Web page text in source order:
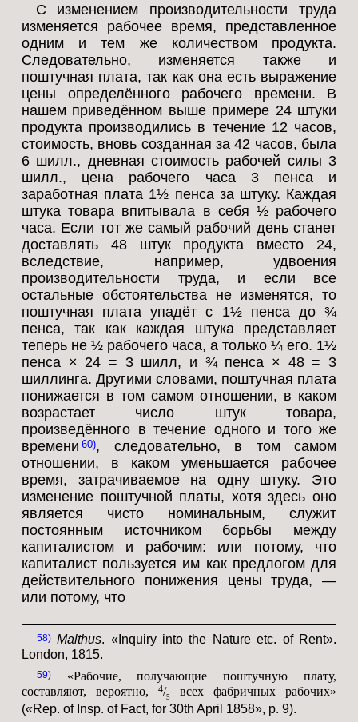
С изменением производительности труда
изменяется рабочее время, представленное
одним и тем же количеством продукта.
Следовательно, изменяется также и
поштучная плата, так как она есть выражение
цены определённого рабочего времени. В
нашем приведённом выше примере 24 штуки
продукта производились в течение 12 часов,
стоимость, вновь созданная за 42 часов, была
6 шилл., дневная стоимость рабочей силы 3
шилл., цена рабочего часа 3 пенса и
заработная плата 1½ пенса за штуку. Каждая
штука товара впитывала в себя ½ рабочего
часа. Если тот же самый рабочий день станет
доставлять 48 штук продукта вместо 24,
вследствие, например, удвоения
производительности труда, и если все
остальные обстоятельства не изменятся, то
поштучная плата упадёт с 1½ пенса до ¾
пенса, так как каждая штука представляет
теперь не ½ рабочего часа, а только ¼ его. 1½
пенса × 24 = 3 шилл, и ¾ пенса × 48 = 3
шиллинга. Другими словами, поштучная плата
понижается в том самом отношении, в каком
возрастает число штук товара,
произведённого в течение одного и того же
времени 60 , следовательно, в том самом
отношении, в каком уменьшается рабочее
время, затрачиваемое на одну штуку. Это
изменение поштучной платы, хотя здесь оно
является чисто номинальным, служит
постоянным источником борьбы между
капиталистом и рабочим: или потому, что
капиталист пользуется им как предлогом для
действительного понижения цены труда, —
или потому, что
58 Malthus. «Inquiry into the Nature etc. of Rent».
London, 1815.
59
«Рабочие, получающие поштучную плату,
составляют, вероятно,
4/5
всех фабричных рабочих»
(«Rep. of Insp. of Fact, for 30th April 1858», p. 9).